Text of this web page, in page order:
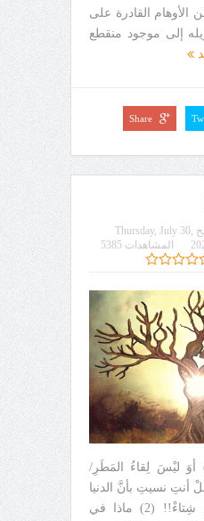
الأوهام القادرة على
إلى موجود منقطع
Share
Thursday, July 30,
المشاهدات 5385
في المَطَرِ! (1) أوَ ليْسَ لِقاءُ المَطَرِ/
أنتِ نسيتِ بأنَّ الدنيا
تَعْـشَقُـنا! حينَ تكونُ شِتاءْ!! (2) ماذا في